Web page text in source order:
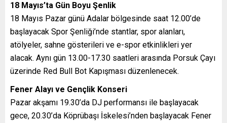
18 Mayıs’ta Gün Boyu Şenlik
18 Mayıs Pazar günü Adalar bölgesinde saat 12.00’de
başlayacak Spor Şenliği’nde stantlar, spor alanları,
atölyeler, sahne gösterileri ve e-spor etkinlikleri yer
alacak. Aynı gün 13.00-17.30 saatleri arasında Porsuk Çayı
üzerinde Red Bull Bot Kapışması düzenlenecek.
Fener Alayı ve Gençlik Konseri
Pazar akşamı 19.30’da DJ performansı ile başlayacak
gece, 20.30’da Köprübaşı İskelesi’nden başlayacak Fener